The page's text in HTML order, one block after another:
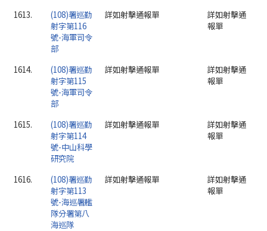
1613.
(108)署巡勤
射字第116
號-海軍司令
部
詳如射擊通報單
詳如射擊通
報單
1614.
(108)署巡勤
射字第115
號-海軍司令
部
詳如射擊通報單
詳如射擊通
報單
1615.
(108)署巡勤
射字第114
號-中山科學
研究院
詳如射擊通報單
詳如射擊通
報單
1616.
(108)署巡勤
射字第113
號-海巡署艦
隊分署第八
海巡隊
詳如射擊通報單
詳如射擊通
報單